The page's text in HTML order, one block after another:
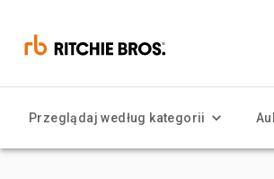
Przeglądaj według kategorii